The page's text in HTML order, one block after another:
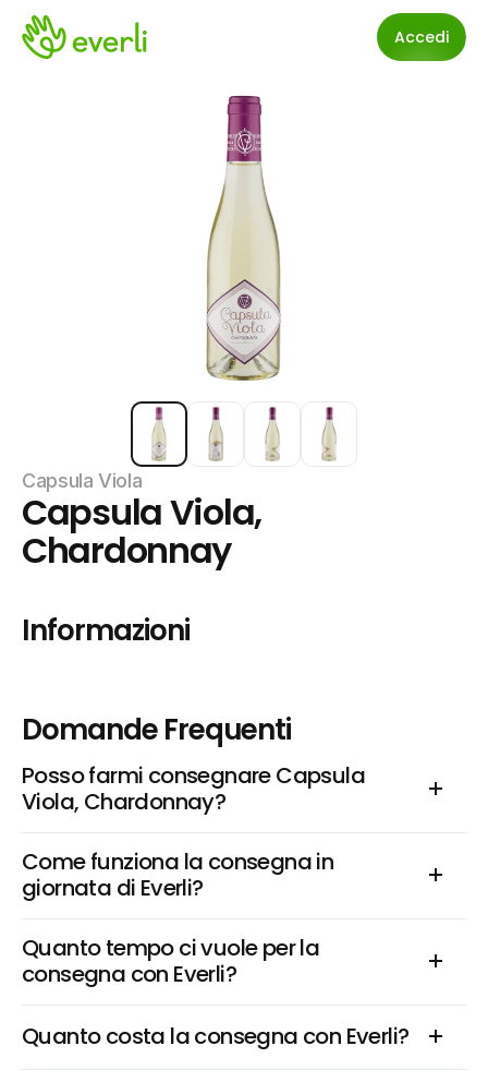
Accedi
Capsula Viola
Capsula Viola,
Chardonnay
Informazioni
Domande Frequenti
Posso farmi consegnare Capsula
Viola, Chardonnay?
Come funziona la consegna in
giornata di Everli?
Quanto tempo ci vuole per la
consegna con Everli?
Quanto costa la consegna con Everli?